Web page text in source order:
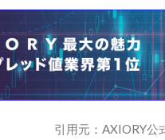
引用元：AXIORY公